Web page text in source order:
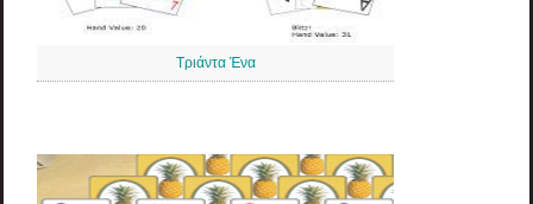
Τριάντα Ένα